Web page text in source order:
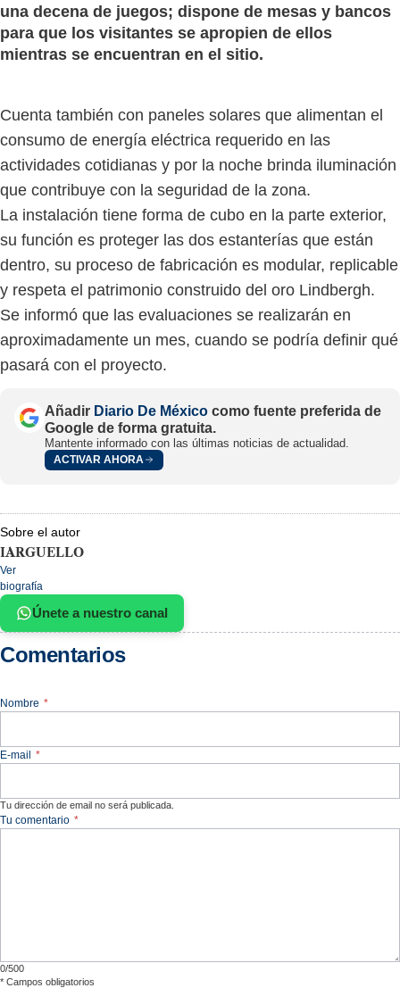
una decena de juegos; dispone de mesas y bancos
para que los visitantes se apropien de ellos
mientras se encuentran en el sitio.
Cuenta también con paneles solares que alimentan el
consumo de energía eléctrica requerido en las
actividades cotidianas y por la noche brinda iluminación
que contribuye con la seguridad de la zona.
La instalación tiene forma de cubo en la parte exterior,
su función es proteger las dos estanterías que están
dentro, su proceso de fabricación es modular, replicable
y respeta el patrimonio construido del oro Lindbergh.
Se informó que las evaluaciones se realizarán en
aproximadamente un mes, cuando se podría definir qué
pasará con el proyecto.
Añadir Diario De México como fuente preferida de
Google de forma gratuita.
Mantente informado con las últimas noticias de actualidad.
ACTIVAR AHORA
Sobre el autor
IARGUELLO
Ver
biografía
Únete a nuestro canal
Comentarios
Nombre *
E-mail *
Tu dirección de email no será publicada.
Tu comentario *
0/500
* Campos obligatorios